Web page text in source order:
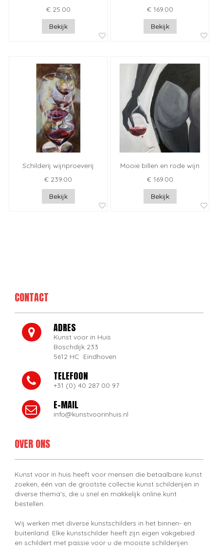
€ 25.00
Bekijk
€ 169.00
Bekijk
Schilderij wijnproeverij
€ 239.00
Bekijk
Mooie billen en rode wijn
€ 169.00
Bekijk
CONTACT
ADRES
Kunst voor in Huis
Boschdijk 233
5612 HC Eindhoven
TELEFOON
+31 (0) 40 287 00 97
E-MAIL
info@kunstvoorinhuis.nl
OVER ONS
Kunst voor in huis heeft voor mensen die betaalbare kunst
zoeken, één van de grootste collectie kunst schilderijen in
diverse thema's, die u snel en makkelijk online kunt
bestellen.
Wij werken met diverse kunstschilders in het binnen- en
buitenland. Elke kunstschilder heeft zijn eigen vakgebied
en schildert met passie voor u de mooiste schilderijen.